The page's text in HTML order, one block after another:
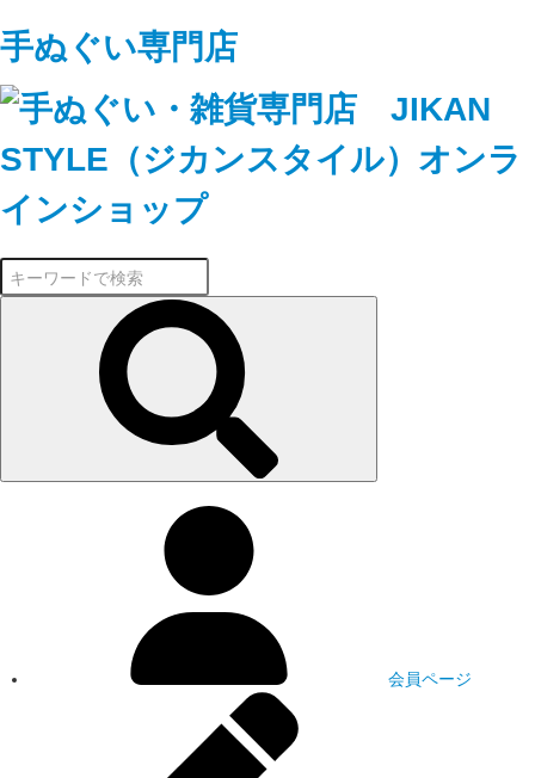
手ぬぐい専門店
会員ページ